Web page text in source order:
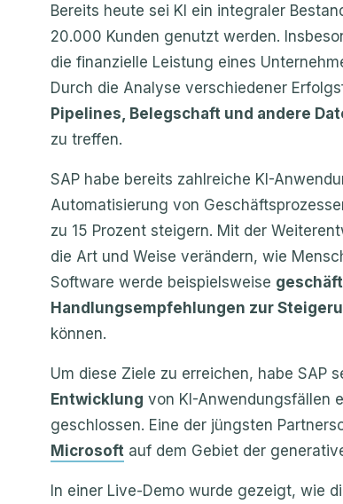
Bereits heute sei KI ein integraler
20.000 Kunden genutzt werden.
die finanzielle Leistung eines
Durch die Analyse verschiedener
Pipelines, Belegschaft und andere
zu treffen.
SAP habe bereits zahlreiche KI-
Automatisierung von
zu 15 Prozent steigern. Mit der
die Art und Weise verändern, wie
Software werde beispielsweise
Handlungsempfehlungen zur
können.
Um diese Ziele zu erreichen, habe SAP
Entwicklung von KI-Anwendungsfällen
geschlossen. Eine der jüngsten
Microsoft auf dem Gebiet der
In einer Live-Demo wurde gezeigt, wie